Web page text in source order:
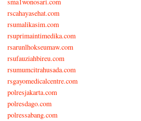
rscahayasehat.com
rsumalikasim.com
rsuprimaintimedika.com
rsarunlhokseumaw.com
rsufauziahbireu.com
rsumumcitrahusada.com
rsgayomedicalcentre.com
polresjakarta.com
polresdago.com
polressabang.com